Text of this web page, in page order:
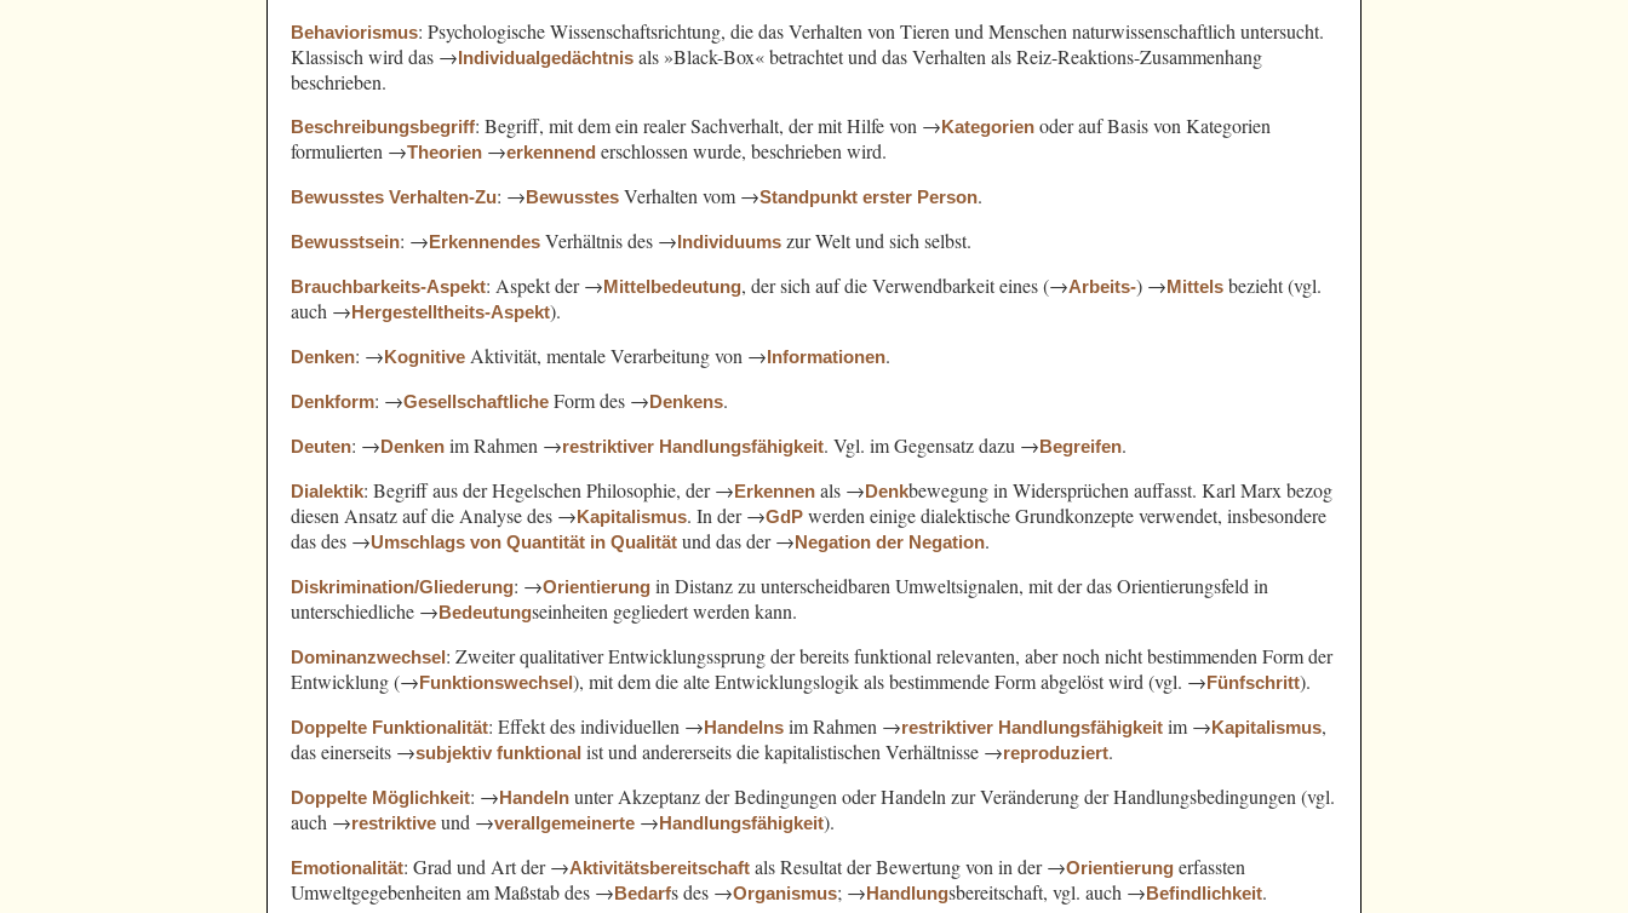
Behaviorismus: Psychologische Wissenschaftsrichtung, die das Verhalten von Tieren und Menschen naturwissenschaftlich untersucht.
Klassisch wird das →Individualgedächtnis als »Black-Box« betrachtet und das Verhalten als Reiz-Reaktions-Zusammenhang
beschrieben.
Beschreibungsbegriff: Begriff, mit dem ein realer Sachverhalt, der mit Hilfe von →Kategorien oder auf Basis von Kategorien
formulierten →Theorien →erkennend erschlossen wurde, beschrieben wird.
Bewusstes Verhalten-Zu: →Bewusstes Verhalten vom →Standpunkt erster Person.
Bewusstsein: →Erkennendes Verhältnis des →Individuums zur Welt und sich selbst.
Brauchbarkeits-Aspekt: Aspekt der →Mittelbedeutung, der sich auf die Verwendbarkeit eines (→Arbeits-) →Mittels bezieht (vgl.
auch →Hergestelltheits-Aspekt).
Denken: →Kognitive Aktivität, mentale Verarbeitung von →Informationen.
Denkform: →Gesellschaftliche Form des →Denkens.
Deuten: →Denken im Rahmen →restriktiver Handlungsfähigkeit. Vgl. im Gegensatz dazu →Begreifen.
Dialektik: Begriff aus der Hegelschen Philosophie, der →Erkennen als →Denkbewegung in Widersprüchen auffasst. Karl Marx bezog
diesen Ansatz auf die Analyse des →Kapitalismus. In der →GdP werden einige dialektische Grundkonzepte verwendet, insbesondere
das des →Umschlags von Quantität in Qualität und das der →Negation der Negation.
Diskrimination/Gliederung: →Orientierung in Distanz zu unterscheidbaren Umweltsignalen, mit der das Orientierungsfeld in
unterschiedliche →Bedeutungseinheiten gegliedert werden kann.
Dominanzwechsel: Zweiter qualitativer Entwicklungssprung der bereits funktional relevanten, aber noch nicht bestimmenden Form der
Entwicklung (→Funktionswechsel), mit dem die alte Entwicklungslogik als bestimmende Form abgelöst wird (vgl. →Fünfschritt).
Doppelte Funktionalität: Effekt des individuellen →Handelns im Rahmen →restriktiver Handlungsfähigkeit im →Kapitalismus,
das einerseits →subjektiv funktional ist und andererseits die kapitalistischen Verhältnisse →reproduziert.
Doppelte Möglichkeit: →Handeln unter Akzeptanz der Bedingungen oder Handeln zur Veränderung der Handlungsbedingungen (vgl.
auch →restriktive und →verallgemeinerte →Handlungsfähigkeit).
Emotionalität: Grad und Art der →Aktivitätsbereitschaft als Resultat der Bewertung von in der →Orientierung erfassten
Umweltgegebenheiten am Maßstab des →Bedarfs des →Organismus; →Handlungsbereitschaft, vgl. auch →Befindlichkeit.